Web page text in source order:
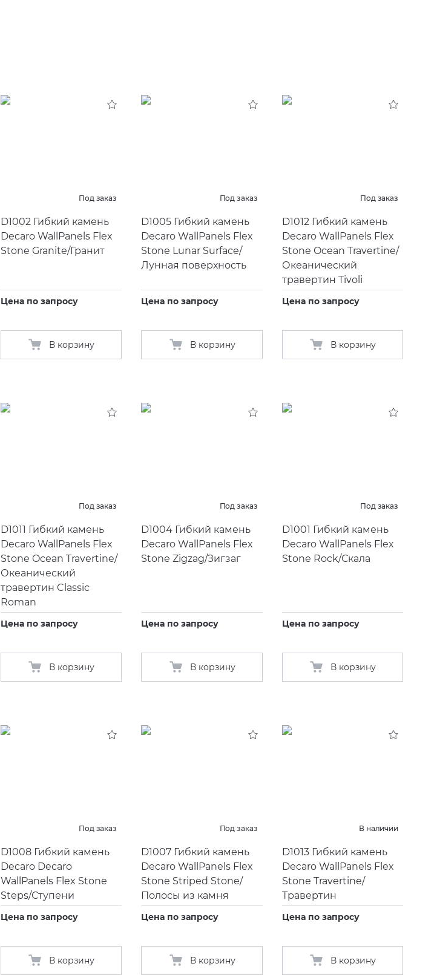
Под заказ
D1002 Гибкий камень
Decaro WallPanels Flex
Stone Granite/Гранит
Цена по запросу
В корзину
Под заказ
D1005 Гибкий камень
Decaro WallPanels Flex
Stone Lunar Surface/
Лунная поверхность
Цена по запросу
В корзину
Под заказ
D1012 Гибкий камень
Decaro WallPanels Flex
Stone Ocean Travertine/
Океанический
травертин Tivoli
Цена по запросу
В корзину
Под заказ
D1011 Гибкий камень
Decaro WallPanels Flex
Stone Ocean Travertine/
Океанический
травертин Classic
Roman
Цена по запросу
В корзину
Под заказ
D1004 Гибкий камень
Decaro WallPanels Flex
Stone Zigzag/Зигзаг
Цена по запросу
В корзину
Под заказ
D1001 Гибкий камень
Decaro WallPanels Flex
Stone Rock/Скала
Цена по запросу
В корзину
Под заказ
D1008 Гибкий камень
Decaro Decaro
WallPanels Flex Stone
Steps/Ступени
Цена по запросу
В корзину
Под заказ
D1007 Гибкий камень
Decaro WallPanels Flex
Stone Striped Stone/
Полосы из камня
Цена по запросу
В корзину
В наличии
D1013 Гибкий камень
Decaro WallPanels Flex
Stone Travertine/
Травертин
Цена по запросу
В корзину